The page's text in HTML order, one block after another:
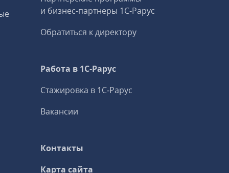
и бизнес‑партнеры 1С‑Рарус
Обратиться к директору
Работа в 1С‑Рарус
Стажировка в 1С‑Рарус
Вакансии
Контакты
Карта сайта